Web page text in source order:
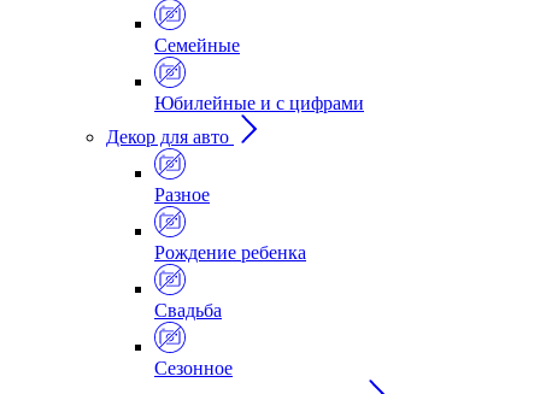
Семейные
Юбилейные и с цифрами
Декор для авто
Разное
Рождение ребенка
Свадьба
Сезонное